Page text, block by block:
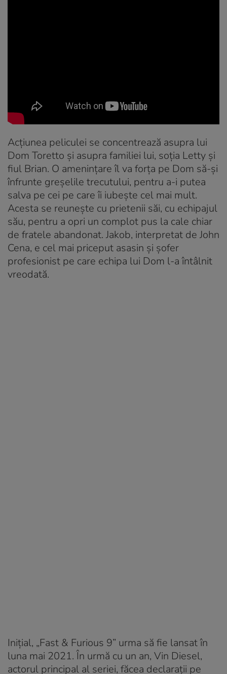
Acțiunea peliculei se concentrează asupra lui
Dom Toretto și asupra familiei lui, soția Letty și
fiul Brian. O amenințare îl va forța pe Dom să-și
înfrunte greșelile trecutului, pentru a-i putea
salva pe cei pe care îi iubește cel mai mult.
Acesta se reunește cu prietenii săi, cu echipajul
său, pentru a opri un complot pus la cale chiar
de fratele abandonat. Jakob, interpretat de John
Cena, e cel mai priceput asasin și șofer
profesionist pe care echipa lui Dom l-a întâlnit
vreodată.
Inițial, „Fast & Furious 9” urma să fie lansat în
luna mai 2021. În urmă cu un an, Vin Diesel,
actorul principal al seriei, făcea declarații pe